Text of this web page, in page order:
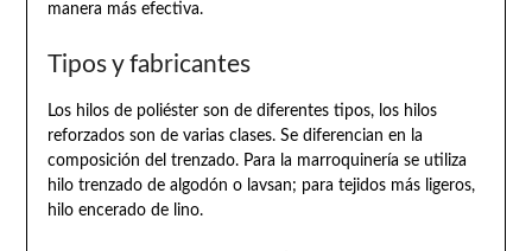
manera más efectiva.
Tipos y fabricantes
Los hilos de poliéster son de diferentes tipos, los hilos
reforzados son de varias clases. Se diferencian en la
composición del trenzado. Para la marroquinería se utiliza
hilo trenzado de algodón o lavsan; para tejidos más ligeros,
hilo encerado de lino.